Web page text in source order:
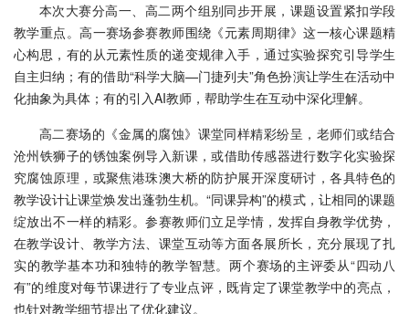
本次大赛分高一、高二两个组别同步开展，课题设置紧扣学段
教学重点。高一赛场参赛教师围绕《元素周期律》这一核心课题精
心构思，有的从元素性质的递变规律入手，通过实验探究引导学生
自主归纳；有的借助“科学大脑—门捷列夫”角色扮演让学生在活动中
化抽象为具体；有的引入AI教师，帮助学生在互动中深化理解。
高二赛场的《金属的腐蚀》课堂同样精彩纷呈，老师们或结合
沧州铁狮子的锈蚀案例导入新课，或借助传感器进行数字化实验探
究腐蚀原理，或聚焦港珠澳大桥的防护展开深度研讨，各具特色的
教学设计让课堂焕发出蓬勃生机。“同课异构”的模式，让相同的课题
绽放出不一样的精彩。参赛教师们立足学情，发挥自身教学优势，
在教学设计、教学方法、课堂互动等方面各展所长，充分展现了扎
实的教学基本功和独特的教学智慧。两个赛场的主评委从“四动八
有”的维度对每节课进行了专业点评，既肯定了课堂教学中的亮点，
也针对教学细节提出了优化建议。